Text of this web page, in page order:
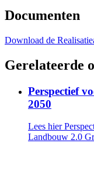
Documenten
Download de
Gerelateerde
Perspectief
2050
Lees hier
Landbouw 2.0